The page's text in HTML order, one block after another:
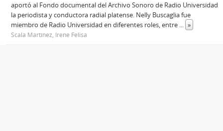
aportó al Fondo documental del Archivo Sonoro de Radio Universidad
la periodista y conductora radial platense. Nelly Buscaglia fue
miembro de Radio Universidad en diferentes roles, entre ... »
Scala Martínez, Irene Felisa